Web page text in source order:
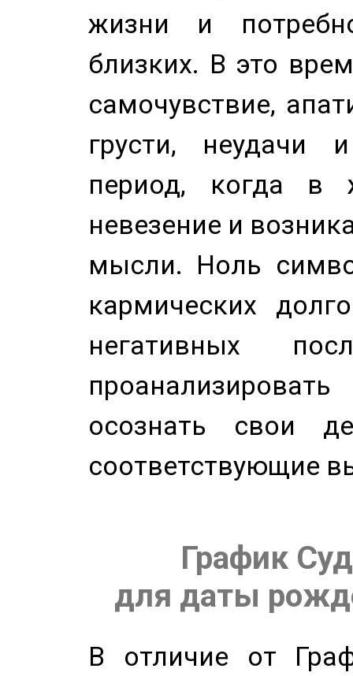
жизни и
близких. В это
самочувствие,
грусти, неудачи
период, когда в
невезение и
мысли. Ноль
кармических
негативных
осознать свои
соответствующие
График
для даты
В отличие от